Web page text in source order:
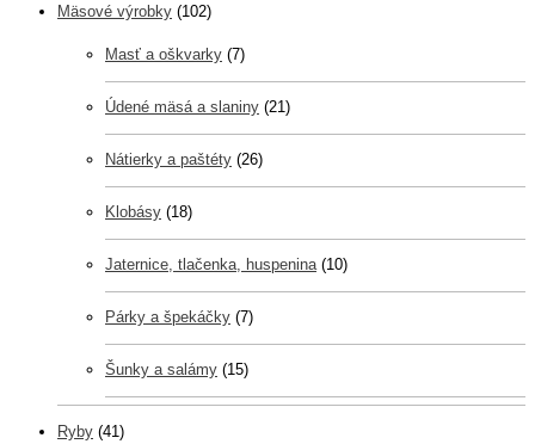
Mäsové výrobky (102)
Masť a oškvarky (7)
Údené mäsá a slaniny (21)
Nátierky a paštéty (26)
Klobásy (18)
Jaternice, tlačenka, huspenina (10)
Párky a špekáčky (7)
Šunky a salámy (15)
Ryby (41)